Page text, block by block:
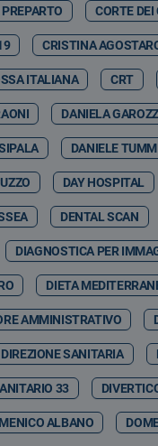
CORTE DEI
CRISTINA
ITALIANA CRT
DANIELA
DANIELE
DAY HOSPITAL
DENTAL SCAN
DIAGNOSTICA PER
DIETA
AMMINISTRATIVO
DIREZIONE SANITARIA
33
ALBANO